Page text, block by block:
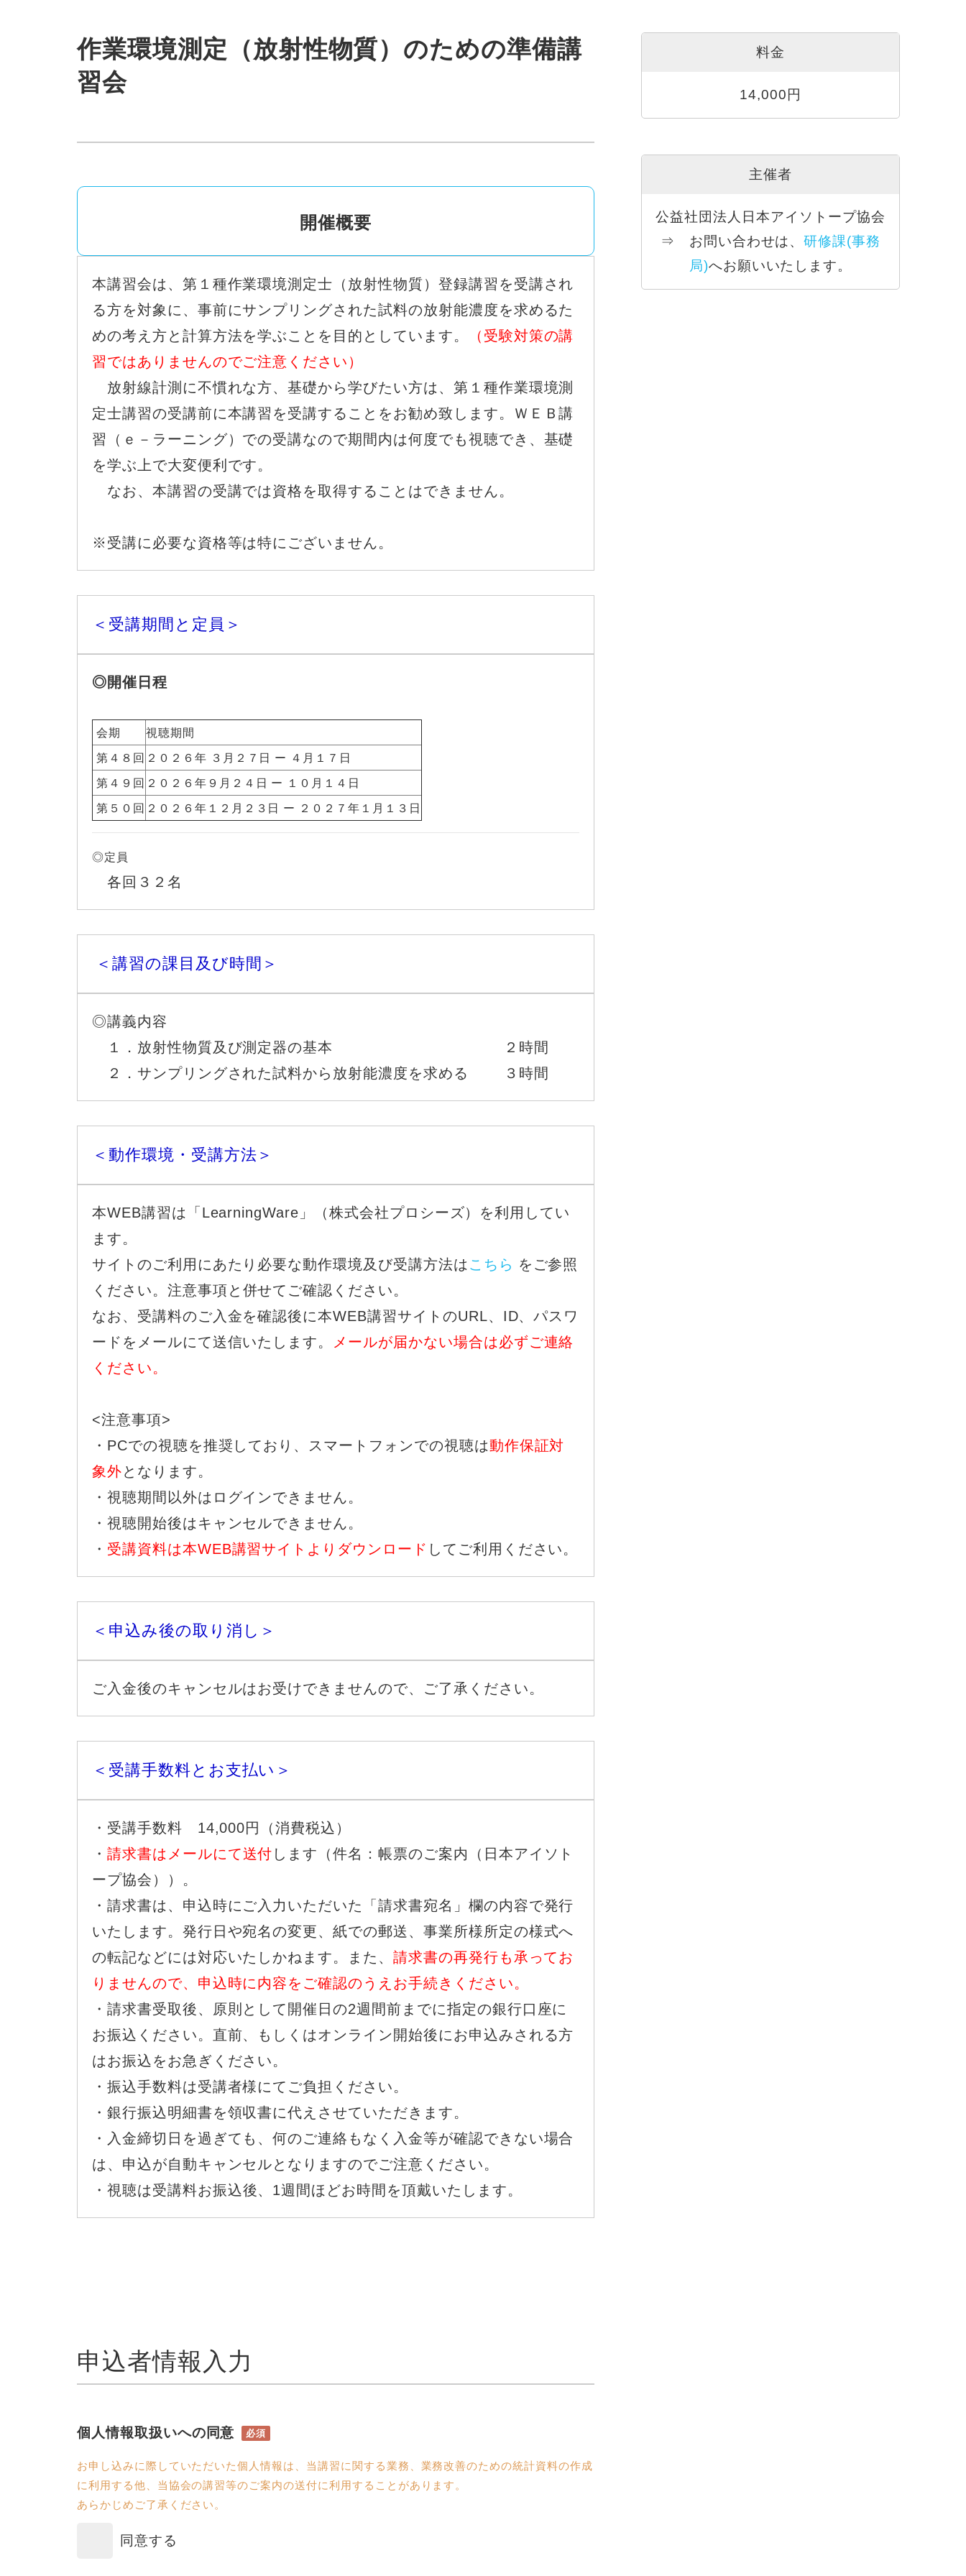
作業環境測定（放射性物質）のための準備講
習会
開催概要
本講習会は、第１種作業環境測定士（放射性物質）登録講習を受講され
る方を対象に、事前にサンプリングされた試料の放射能濃度を求めるた
めの考え方と計算方法を学ぶことを目的としています。
（受験対策の講
習ではありませんのでご注意ください）
放射線計測に不慣れな方、基礎から学びたい方は、第１種作業環境測
定士講習の受講前に本講習を受講することをお勧め致します。ＷＥＢ講
習（ｅ－ラーニング）での受講なので期間内は何度でも視聴でき、基礎
を学ぶ上で大変便利です。
なお、本講習の受講では資格を取得することはできません。
※受講に必要な資格等は特にございません。
＜受講期間と定員＞
◎開催日程
会期 視聴期間
第４８回 ２０２６年 ３月２７日 ー ４月１７日
第４９回 ２０２６年９月２４日 ー １０月１４日
第５０回 ２０２６年１２月２３日 ー ２０２７年１月１３日
◎定員
各回３２名
＜講習の課目及び時間＞
◎講義内容
１．放射性物質及び測定器の基本 ２時間
２．サンプリングされた試料から放射能濃度を求める ３時間
＜動作環境・受講方法＞
本WEB講習は「LearningWare」（株式会社プロシーズ）を利用してい
ます。
サイトのご利用にあたり必要な動作環境及び受講方法は こちら をご参照
ください。 注意事項と併せてご確認ください。
なお、受講料のご入金を確認後に本WEB講習サイトのURL、ID、パスワ
ードをメールにて送信いたします。
メールが届かない場合は必ずご連絡
ください。
<注意事項>
・PCでの視聴を推奨しており、スマートフォンでの視聴は動作保証対
象外となります。
・視聴期間以外はログインできません。
・視聴開始後はキャンセルできません。
・ 受講資料は本WEB講習サイトよりダウンロード してご利用ください。
＜申込み後の取り消し＞
ご入金後のキャンセルはお受けできませんので、ご了承ください。
＜受講手数料とお支払い＞
・受講手数料 14,000円（消費税込）
・ 請求書はメールにて送付 します（件名：帳票のご案内（日本アイソト
ープ協会））
。
・請求書は、申込時にご入力いただいた「請求書宛名」欄の内容で発行
いたします。発行日や宛名の変更、紙での郵送、事業所様所定の様式へ
の転記などには対応いたしかねます。また、 請求書の再発行も承ってお
りませんので、申込時に内容をご確認のうえお手続きください。
・請求書受取後、原則として開催日の2週間前までに指定の銀行口座に
お振込ください。直前、もしくはオンライン開始後にお申込みされる方
はお振込をお急ぎください。
・振込手数料は受講者様にてご負担ください。
・銀行振込明細書を領収書に代えさせていただきます。
・入金締切日を過ぎても、何のご連絡もなく入金等が確認できない場合
は、申込が自動キャンセルとなりますのでご注意ください。
・ 視聴は受講料お振込後、1週間ほどお時間を頂戴いたします。
申込者情報入力
個人情報取扱いへの同意 必須
お申し込みに際していただいた個人情報は、当講習に関する業務、業務改善のための統計資料の作成
に利用する他、当協会の講習等のご案内の送付に利用することがあります。
あらかじめご了承ください。
同意する
料金
14,000円
主催者
公益社団法人日本アイソトープ協会
⇒ お問い合わせは、研修課(事務
局)へお願いいたします。